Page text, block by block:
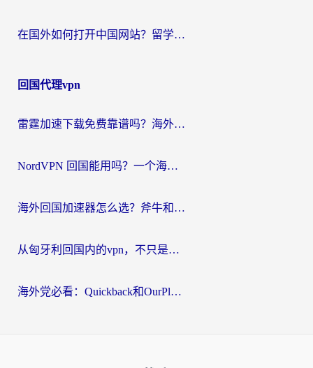
在国外如何打开中国网站？留学生与海外华人的无缝访问指南
回国代理vpn
雷霆加速下载免费靠谱吗？海外党选回国加速器的避坑指南（附热门工具对比）
NordVPN 回国能用吗？一个海外用户必须面对的真实困境
海外回国加速器怎么选？斧牛和海龟哪个好？一篇帮你避开坑的实用指南
从匈牙利回国内的vpn，不只是为了刷剧那么简单
海外党必看：Quickback和OurPlay好用吗？3分钟选对回国加速器，无缝刷剧玩游戏